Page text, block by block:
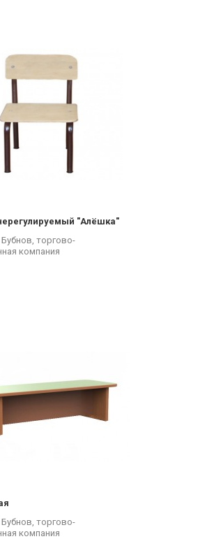
"Алёшка"
торгово-
компания
торгово-
компания